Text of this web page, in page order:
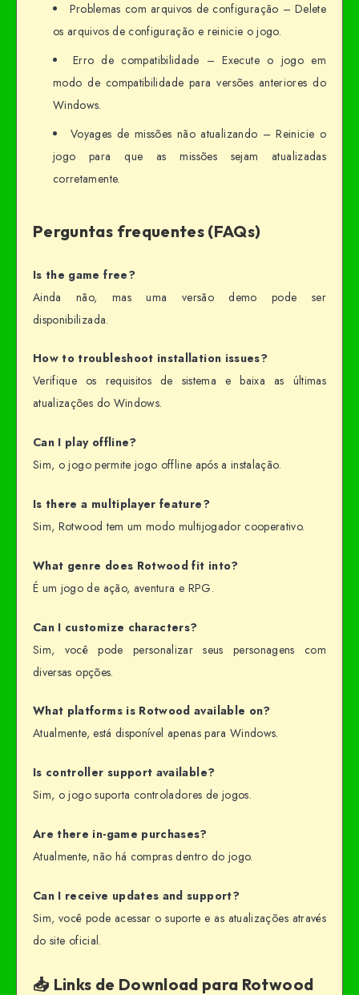
Problemas com arquivos de configuração – Delete
os arquivos de configuração e reinicie o jogo.
Erro de compatibilidade – Execute o jogo em
modo de compatibilidade para versões anteriores do
Windows.
Voyages de missões não atualizando – Reinicie o
jogo para que as missões sejam atualizadas
corretamente.
Perguntas frequentes (FAQs)
Is the game free?
Ainda não, mas uma versão demo pode ser
disponibilizada.
How to troubleshoot installation issues?
Verifique os requisitos de sistema e baixa as últimas
atualizações do Windows.
Can I play offline?
Sim, o jogo permite jogo offline após a instalação.
Is there a multiplayer feature?
Sim, Rotwood tem um modo multijogador cooperativo.
What genre does Rotwood fit into?
É um jogo de ação, aventura e RPG.
Can I customize characters?
Sim, você pode personalizar seus personagens com
diversas opções.
What platforms is Rotwood available on?
Atualmente, está disponível apenas para Windows.
Is controller support available?
Sim, o jogo suporta controladores de jogos.
Are there in-game purchases?
Atualmente, não há compras dentro do jogo.
Can I receive updates and support?
Sim, você pode acessar o suporte e as atualizações através
do site oficial.
📥 Links de Download para Rotwood